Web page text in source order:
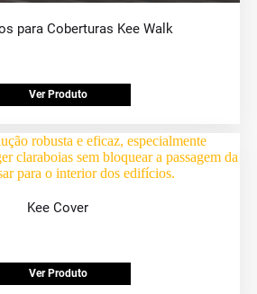
para Coberturas Kee Walk
Ver Produto
Kee Cover
Ver Produto